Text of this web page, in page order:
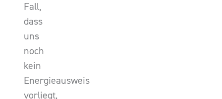
Fall,
dass
uns
noch
kein
Energieausweis
vorliegt,